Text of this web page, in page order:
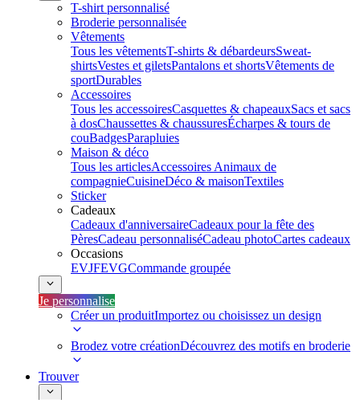
T-shirt personnalisé
Broderie personnalisée
Vêtements
Tous les vêtementsT-shirts & débardeursSweat-
shirtsVestes et giletsPantalons et shortsVêtements de
sportDurables
Accessoires
Tous les accessoiresCasquettes & chapeauxSacs et sacs
à dosChaussettes & chaussuresÉcharpes & tours de
couBadgesParapluies
Maison & déco
Tous les articlesAccessoires Animaux de
compagnieCuisineDéco & maisonTextiles
Sticker
Cadeaux
Cadeaux d'anniversaireCadeaux pour la fête des
PèresCadeau personnaliséCadeau photoCartes cadeaux
Occasions
EVJFEVGCommande groupée
Je personnalise
Créer un produitImportez ou choisissez un design
Brodez votre créationDécouvrez des motifs en broderie
Trouver